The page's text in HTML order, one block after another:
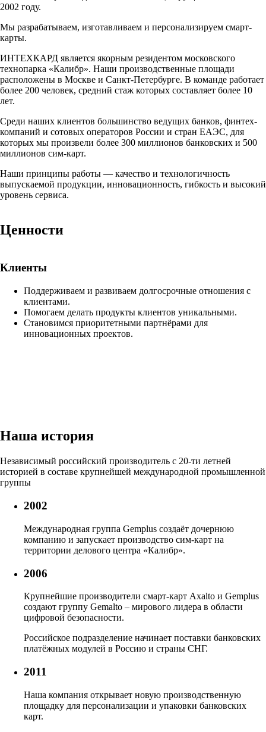
2002 году.
Мы разрабатываем, изготавливаем и персонализируем смарт-
карты.
ИНТЕХКАРД является якорным резидентом московского
технопарка «Калибр». Наши производственные площади
расположены в Москве и Санкт-Петербурге. В команде работает
более 200 человек, средний стаж которых составляет более 10
лет.
Среди наших клиентов большинство ведущих банков, финтех-
компаний и сотовых операторов России и стран ЕАЭС, для
которых мы произвели более 300 миллионов банковских и 500
миллионов сим-карт.
Наши принципы работы — качество и технологичность
выпускаемой продукции, инновационность, гибкость и высокий
уровень сервиса.
Ценности
Клиенты
Поддерживаем и развиваем долгосрочные отношения с
клиентами.
Помогаем делать продукты клиентов уникальными.
Становимся приоритетными партнёрами для
инновационных проектов.
Наша история
Независимый российский производитель с 20-ти летней
историей в составе крупнейшей международной промышленной
группы
2002
Международная группа Gemplus создаёт дочернюю
компанию и запускает производство сим-карт на
территории делового центра «Калибр».
2006
Крупнейшие производители смарт-карт Axalto и Gemplus
создают группу Gemalto – мирового лидера в области
цифровой безопасности.
Российское подразделение начинает поставки банковских
платёжных модулей в Россию и страны СНГ.
2011
Наша компания открывает новую производственную
площадку для персонализации и упаковки банковских
карт.